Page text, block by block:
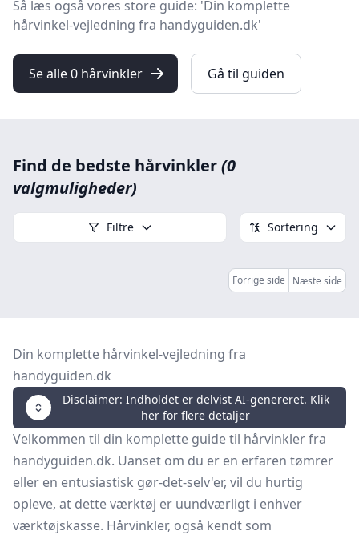
Så læs også vores store guide: 'Din komplette
hårvinkel-vejledning fra handyguiden.dk'
Se alle 0 hårvinkler Gå til guiden
Find de bedste hårvinkler(0
valgmuligheder)
Filtre Sortering
Forrige side Næste side
Din komplette hårvinkel-vejledning fra
handyguiden.dk
Disclaimer: Indholdet er delvist AI-genereret. Klik
her for flere detaljer
Velkommen til din komplette guide til hårvinkler fra
handyguiden.dk. Uanset om du er en erfaren tømrer
eller en entusiastisk gør-det-selv'er, vil du hurtig
opleve, at dette værktøj er uundværligt i enhver
værktøjskasse. Hårvinkler, også kendt som